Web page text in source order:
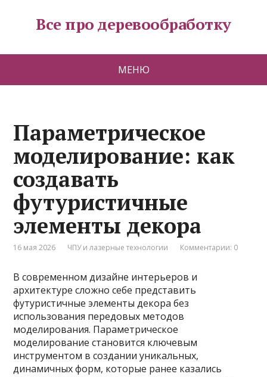
Все про деревообработку
МЕНЮ
Параметрическое
моделирование: как
создавать
футуристичные
элементы декора
16 мая 2026 ЧПУ и лазерные технологии Комментарии: 0
В современном дизайне интерьеров и
архитектуре сложно себе представить
футуристичные элементы декора без
использования передовых методов
моделирования. Параметрическое
моделирование становится ключевым
инструментом в создании уникальных,
динамичных форм, которые ранее казались